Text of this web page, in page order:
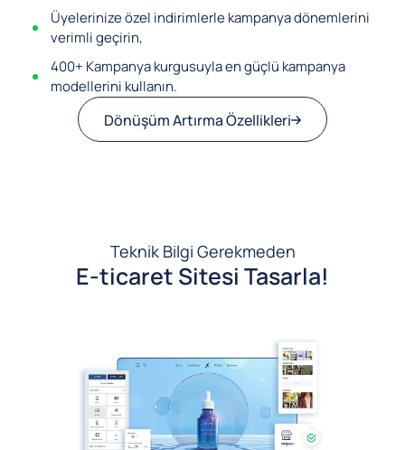
Üyelerinize özel indirimlerle kampanya dönemlerini
verimli geçirin,
400+ Kampanya kurgusuyla en güçlü kampanya
modellerini kullanın.
Dönüşüm Artırma Özellikleri
Teknik Bilgi Gerekmeden
E-ticaret Sitesi Tasarla!